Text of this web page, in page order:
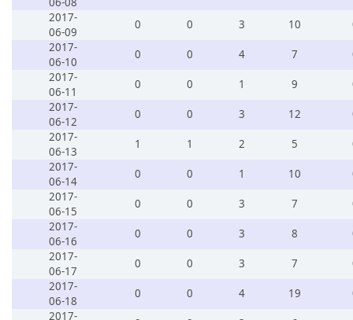
2017-
06-09
0 0 3 10
2017-
06-10
0 0 4 7
2017-
06-11
0 0 1 9
2017-
06-12
0 0 3 12
2017-
06-13
1 1 2 5
2017-
06-14
0 0 1 10
2017-
06-15
0 0 3 7
2017-
06-16
0 0 3 8
2017-
06-17
0 0 3 7
2017-
06-18
0 0 4 19
2017-